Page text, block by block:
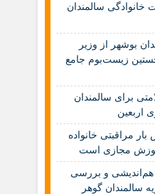
خانوادگی سالمندان
بوشهر از وزیر
نخستین زیست‌بوم جامع
برای سالمندان
اربعین
مراقبتی خانواده
آموزش مجازی است
و بررسی
سالمندان گوهر